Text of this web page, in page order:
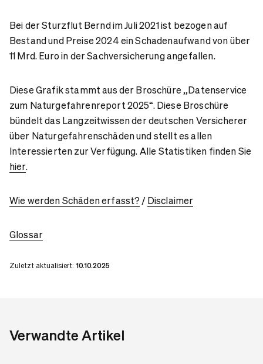
Bei der Sturzflut Bernd im Juli 2021 ist bezogen auf
Bestand und Preise 2024 ein Schadenaufwand von über
11 Mrd. Euro in der Sachversicherung angefallen.
Diese Grafik stammt aus der Broschüre „Datenservice
zum Naturgefahrenreport 2025“. Diese Broschüre
bündelt das Langzeitwissen der deutschen Versicherer
über Naturgefahrenschäden und stellt es allen
Interessierten zur Verfügung. Alle Statistiken finden Sie
hier.
Wie werden Schäden erfasst? /Disclaimer
Glossar
Zuletzt aktualisiert: 10.10.2025
Verwandte Artikel